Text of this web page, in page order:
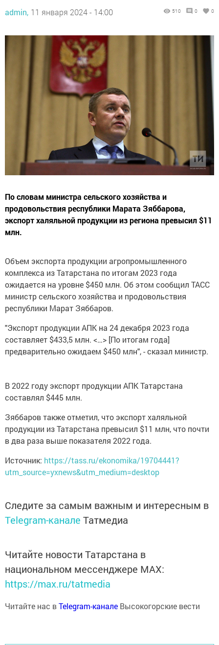
admin, 11 января 2024 - 14:00 510 0 0
По словам министра сельского хозяйства и
продовольствия республики Марата Зяббарова,
экспорт халяльной продукции из региона превысил $11
млн.
Объем экспорта продукции агропромышленного
комплекса из Татарстана по итогам 2023 года
ожидается на уровне $450 млн. Об этом сообщил ТАСС
министр сельского хозяйства и продовольствия
республики Марат Зяббаров.
"Экспорт продукции АПК на 24 декабря 2023 года
составляет $433,5 млн. <…> [По итогам года]
предварительно ожидаем $450 млн", - сказал министр.
В 2022 году экспорт продукции АПК Татарстана
составлял $445 млн.
Зяббаров также отметил, что экспорт халяльной
продукции из Татарстана превысил $11 млн, что почти
в два раза выше показателя 2022 года.
Источник: https://tass.ru/ekonomika/19704441?
utm_source=yxnews&utm_medium=desktop
Следите за самым важным и интересным в
Telegram-канале Татмедиа
Читайте новости Татарстана в
национальном мессенджере MАХ:
https://max.ru/tatmedia
Читайте нас вTelegram-канале Высокогорские вести